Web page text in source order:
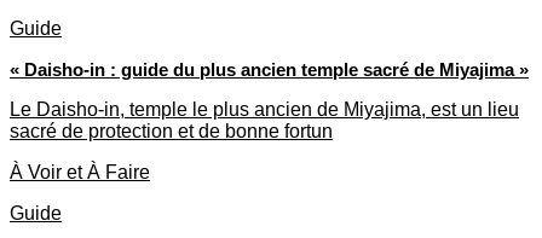
Guide
« Daisho-in : guide du plus ancien temple sacré de Miyajima »
Le Daisho-in, temple le plus ancien de Miyajima, est un lieu
sacré de protection et de bonne fortun
À Voir et À Faire
Guide